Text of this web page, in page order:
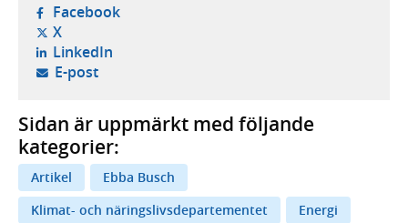
Facebook- öppnas i ny flik, extern webbplats,
X- öppnas i ny flik, extern webbplats,
LinkedIn- öppnas i ny flik, extern webbplats,
E-post- öppnar din e-postklient,
Sidan är uppmärkt med följande
kategorier:
Artikel
Ebba Busch
Klimat- och näringslivsdepartementet
Energi